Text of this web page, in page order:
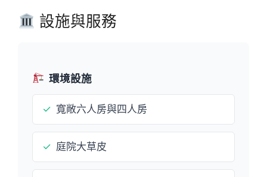
設施與服務
環境設施
✓ 寬敞六人房與四人房
✓ 庭院大草皮